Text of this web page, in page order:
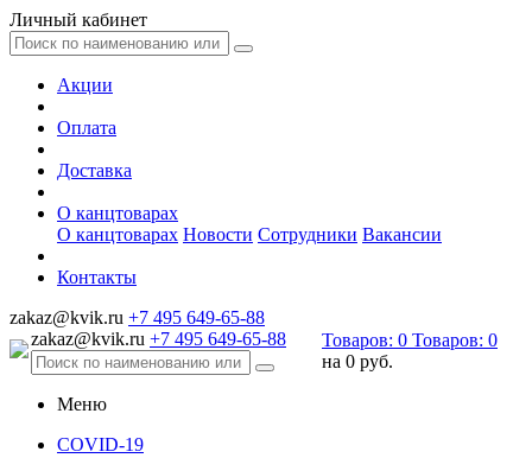
Личный кабинет
Акции
Оплата
Доставка
О канцтоварах
О канцтоварах Новости Сотрудники Вакансии
Контакты
zakaz@kvik.ru +7 495 649-65-88
zakaz@kvik.ru +7 495 649-65-88 Товаров: 0 Товаров: 0
на 0 руб.
Меню
COVID-19